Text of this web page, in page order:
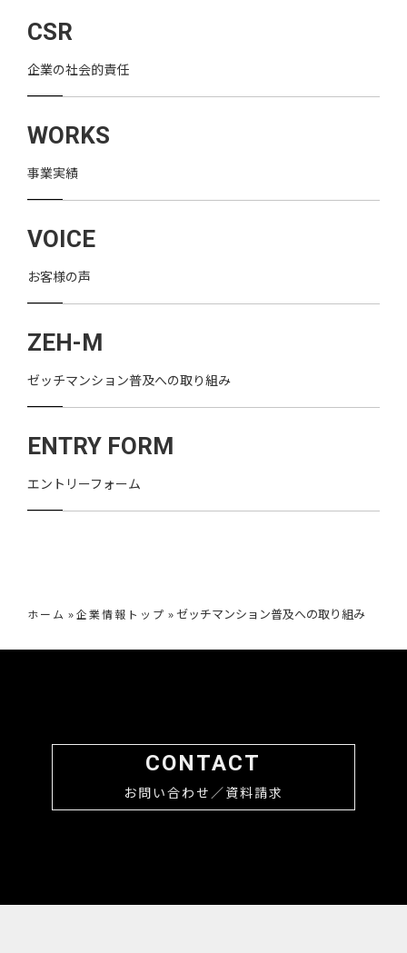
CSR
企業の社会的責任
WORKS
事業実績
VOICE
お客様の声
ZEH-M
ゼッチマンション普及への取り組み
ENTRY FORM
エントリーフォーム
ホーム »企業情報トップ »ゼッチマンション普及への取り組み
CONTACT
お問い合わせ／資料請求